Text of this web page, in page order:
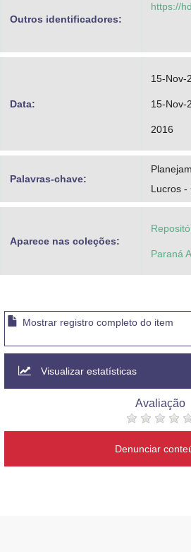
Outros identificadores:
https://
Data:
15-Nov-
15-Nov-
2016
Palavras-chave:
Lucros -
Aparece nas coleções:
Paraná
Mostrar registro completo do item
Visualizar estatísticas
Avaliação
Denunciar